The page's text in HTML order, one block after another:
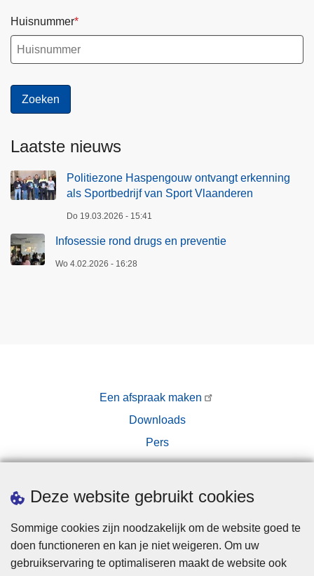
Deze website gebruikt cookies
Sommige cookies zijn noodzakelijk om de website goed te
doen functioneren en kan je niet weigeren. Om uw
gebruikservaring te optimaliseren maakt de website ook
Huisnummer
Laatste nieuws
Politiezone Haspengouw ontvangt erkenning
als Sportbedrijf van Sport Vlaanderen
Do 19.03.2026 - 15:41
Infosessie rond drugs en preventie
Wo 4.02.2026 - 16:28
Een afspraak maken
Downloads
Pers
Disclaimer